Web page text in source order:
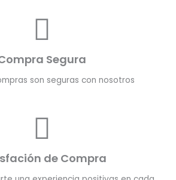
Segura
son seguras con nosotros
de Compra